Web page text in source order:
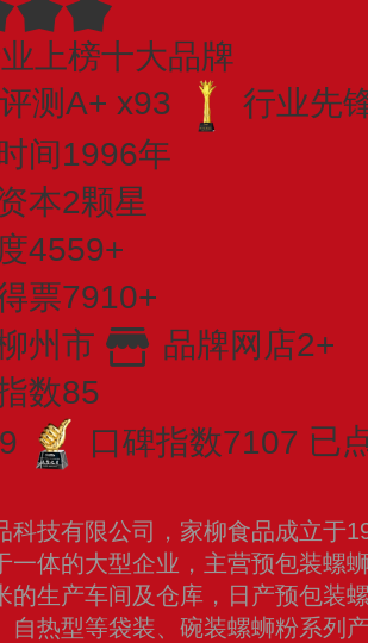
上榜十大品牌
测A+ x93
行业先
间1996年
本2颗星
4559+
票7910+
州市
品牌网店2+
数85
口碑指数7107 已
科技有限公司，家柳食品成立于
一体的大型企业，主营预包装螺
的生产车间及仓库，日产预包装
自热型等袋装、碗装螺蛳粉系列